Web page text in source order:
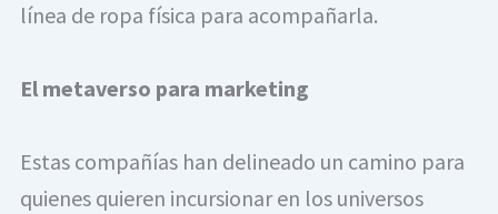
línea de ropa física para acompañarla.
El metaverso para marketing
Estas compañías han delineado un camino para
quienes quieren incursionar en los universos